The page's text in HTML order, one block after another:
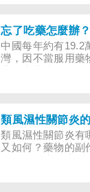
光攝影後，被告知
一步作切片 檢查
也有婦女經檢查發
建議定期追蹤。在
難免有人忐忑不
的乳房腫塊多為良
份，婦女大可不用
不同於乳房腫瘤診
狀的健康婦女上，
美進行篩檢的工
燒情形，這期間也
期一至門診複診，
的一種），馬上住
脫水。
中國每年約有19.2
灣，因不當服用藥
的效用、服用方
類風濕性關節炎
類風濕性關節炎有
又如何？藥物的副